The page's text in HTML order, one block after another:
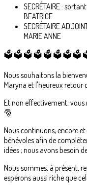
SECRÉTAIRE :
BEATRICE
SECRÉTAIRE
MARIE ANNE
🗳 🗳 🗳 🗳 🗳 🗳 🗳 🗳
Nous souhaitons la
Maryna et l'heureux retour
Et non effectivement, vous
🎅
Nous continuons, encore
bénévoles afin de
idées ; nous avons besoin
Nous sommes, à présent,
espérons aussi riche que